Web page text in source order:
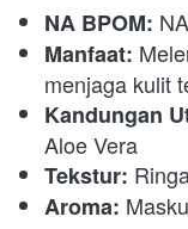
NA BPOM:
Manfaat:
menjaga kulit
Kandungan
Aloe Vera
Tekstur:
Aroma: